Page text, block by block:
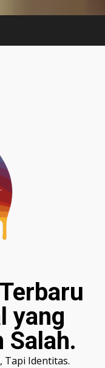
yang
Salah.
Tapi Identitas.